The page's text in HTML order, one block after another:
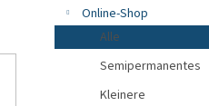
Online-Shop
Alle
Semipermanentes
Kleinere